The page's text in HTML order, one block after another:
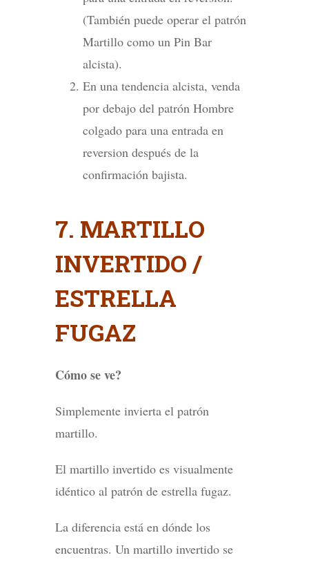
(También puede operar el patrón
Martillo como un Pin Bar
alcista).
En una tendencia alcista, venda
por debajo del patrón Hombre
colgado para una entrada en
reversion después de la
confirmación bajista.
7. MARTILLO
INVERTIDO /
ESTRELLA
FUGAZ
Cómo se ve?
Simplemente invierta el patrón
martillo.
El martillo invertido es visualmente
idéntico al patrón de estrella fugaz.
La diferencia está en dónde los
encuentras. Un martillo invertido se